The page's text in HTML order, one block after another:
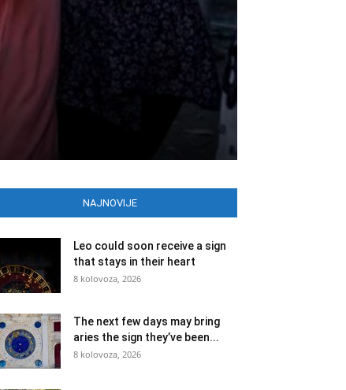
NAJNOVIJE
Leo could soon receive a sign
that stays in their heart
8 kolovoza, 2026
The next few days may bring
aries the sign they’ve been...
8 kolovoza, 2026